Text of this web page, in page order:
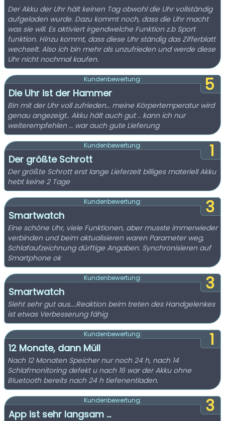
Der Akku der Uhr hält keinen Tag obwohl die Uhr vollständig
aufgeladen wurde. Dazu kommt noch, dass die Uhr macht
was sie will. Es aktiviert irgendwelche Funktion z.b Sport
funktion. Hinzu kommt, dass diese Uhr ständig das Zifferblatt
wechselt. Also ich bin mehr als unzufrieden und werde diese
Uhr nicht nochmal kaufen.
5
Kundenbewertung:
Die Uhr ist der Hammer
Bin mit der Uhr voll zufrieden… meine Körpertemperatur wird
genau angezeigt.. Akku hält auch gut .. kann ich nur
weiterempfehlen … war auch gute Lieferung
1
Kundenbewertung:
Der größte Schrott
Der größte Schrott erst lange Lieferzeit billiges materiell Akku
hebt keine 2 Tage
3
Kundenbewertung:
Smartwatch
Eine schöne Uhr, viele Funktionen, aber musste immerwieder
verbinden und beim aktualisieren waren Parameter weg,
Schlafaufzeichnung dürftige Angaben. Synchronisieren auf
Smartphone ok
3
Kundenbewertung:
Smartwatch
Sieht sehr gut aus....Reaktion beim treten des Handgelenkes
ist etwas Verbesserung fähig
1
Kundenbewertung:
12 Monate, dann Müll
Nach 12 Monaten Speicher nur noch 24 h, nach 14
Schlafmonitoring defekt u nach 16 war der Akku ohne
Bluetooth bereits nach 24 h tiefenentladen.
3
Kundenbewertung:
App ist sehr langsam ...